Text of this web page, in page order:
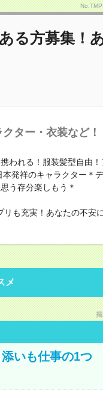
る方募集！
ター・衣装など！
われる！服装髪型自由！
発祥のキャラクター＊
う存分楽しもう＊
も充実！あなたの不安
メ
いも仕事の1つ